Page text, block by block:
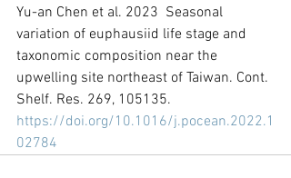
Yu-an Chen et al. 2023  Seasonal
variation of euphausiid life stage and
taxonomic composition near the
upwelling site northeast of Taiwan. Cont.
Shelf. Res. 269, 105135.
https://doi.org/10.1016/j.pocean.2022.1
02784